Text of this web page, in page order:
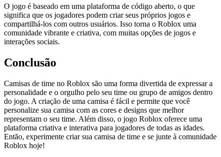
O jogo é baseado em uma plataforma de código aberto, o que
significa que os jogadores podem criar seus próprios jogos e
compartilhá-los com outros usuários. Isso torna o Roblox uma
comunidade vibrante e criativa, com muitas opções de jogos e
interações sociais.
Conclusão
Camisas de time no Roblox são uma forma divertida de expressar a
personalidade e o orgulho pelo seu time ou grupo de amigos dentro
do jogo. A criação de uma camisa é fácil e permite que você
personalize sua camisa com as cores e designs que melhor
representam o seu time. Além disso, o jogo Roblox oferece uma
plataforma criativa e interativa para jogadores de todas as idades.
Então, experimente criar sua camisa de time e se junte à comunidade
Roblox hoje!